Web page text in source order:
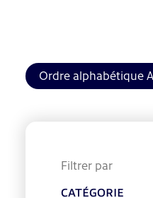
Filtrer par
CATÉGORIE